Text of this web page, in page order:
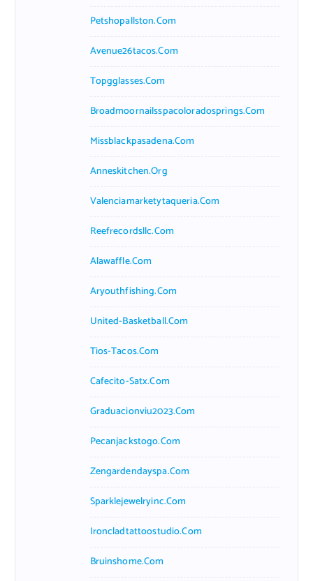
Petshopallston.com
Avenue26tacos.com
Topgglasses.com
Broadmoornailsspacoloradosprings.com
Missblackpasadena.com
Anneskitchen.org
Valenciamarketytaqueria.com
Reefrecordsllc.com
Alawaffle.com
Aryouthfishing.com
United-Basketball.com
Tios-Tacos.com
Cafecito-Satx.com
Graduacionviu2023.com
Pecanjackstogo.com
Zengardendayspa.com
Sparklejewelryinc.com
Ironcladtattoostudio.com
Bruinshome.com